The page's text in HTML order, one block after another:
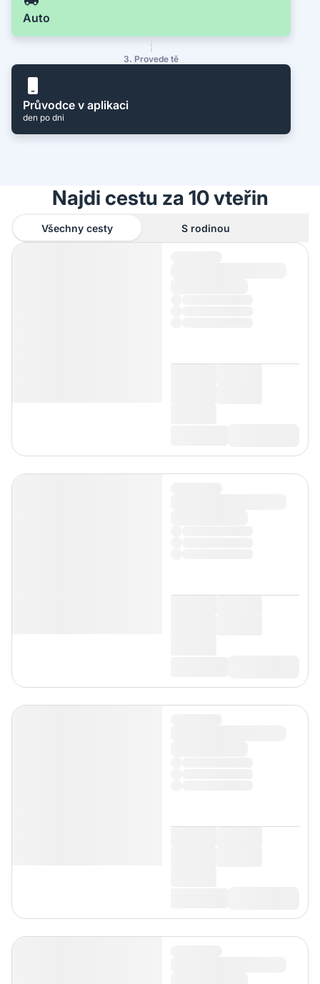
Auto
3. Provede tě
Průvodce v aplikaci
den po dni
Najdi cestu za 10 vteřin
Všechny cesty S rodinou